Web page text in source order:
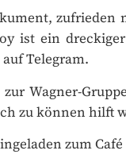
zufrieden
ist ein
Telegram.
Wagner-
zu können hilft
zum